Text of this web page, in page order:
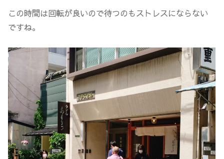
この時間は回転が良いので待つのもストレスにならない
ですね。